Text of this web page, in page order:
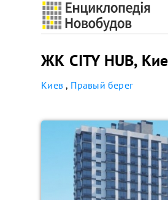
ЖК CITY HUB,
Киев , Правый берег